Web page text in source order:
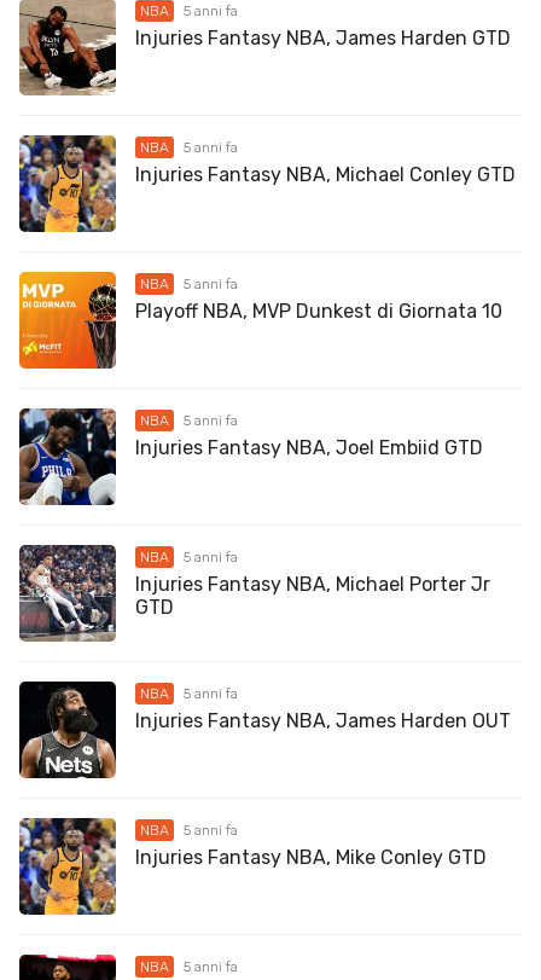
NBA 5 anni fa
Injuries Fantasy NBA, James Harden GTD
NBA 5 anni fa
Injuries Fantasy NBA, Michael Conley GTD
NBA 5 anni fa
Playoff NBA, MVP Dunkest di Giornata 10
NBA 5 anni fa
Injuries Fantasy NBA, Joel Embiid GTD
NBA 5 anni fa
Injuries Fantasy NBA, Michael Porter Jr
GTD
NBA 5 anni fa
Injuries Fantasy NBA, James Harden OUT
NBA 5 anni fa
Injuries Fantasy NBA, Mike Conley GTD
NBA 5 anni fa